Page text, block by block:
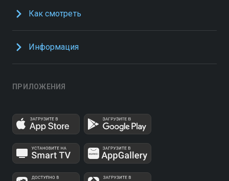
Как смотреть
Информация
ПРИЛОЖЕНИЯ